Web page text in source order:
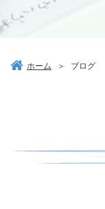
ホーム ＞ ブログ